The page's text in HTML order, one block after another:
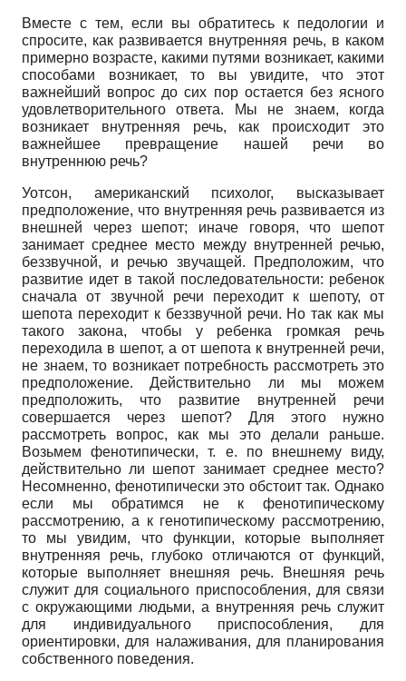
Вместе с тем, если вы обратитесь к педологии и
спросите, как развивается внутренняя речь, в каком
примерно возрасте, какими путями возникает, какими
способами возникает, то вы увидите, что этот
важнейший вопрос до сих пор остается без ясного
удовлетворительного ответа. Мы не знаем, когда
возникает внутренняя речь, как происходит это
важнейшее превращение нашей речи во
внутреннюю речь?
Уотсон, американский психолог, высказывает
предположение, что внутренняя речь развивается из
внешней через шепот; иначе говоря, что шепот
занимает среднее место между внутренней речью,
беззвучной, и речью звучащей. Предположим, что
развитие идет в такой последовательности: ребенок
сначала от звучной речи переходит к шепоту, от
шепота переходит к беззвучной речи. Но так как мы
такого закона, чтобы у ребенка громкая речь
переходила в шепот, а от шепота к внутренней речи,
не знаем, то возникает потребность рассмотреть это
предположение. Действительно ли мы можем
предположить, что развитие внутренней речи
совершается через шепот? Для этого нужно
рассмотреть вопрос, как мы это делали раньше.
Возьмем фенотипически, т. е. по внешнему виду,
действительно ли шепот занимает среднее место?
Несомненно, фенотипически это обстоит так. Однако
если мы обратимся не к фенотипическому
рассмотрению, а к генотипическому рассмотрению,
то мы увидим, что функции, которые выполняет
внутренняя речь, глубоко отличаются от функций,
которые выполняет внешняя речь. Внешняя речь
служит для социального приспособления, для связи
с окружающими людьми, а внутренняя речь служит
для индивидуального приспособления, для
ориентировки, для налаживания, для планирования
собственного поведения.